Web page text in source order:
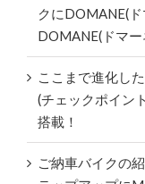
クにDOMANE(
DOMANE(ドマ
ここまで進化し
(チェックポイン
搭載！
ご納車バイクの